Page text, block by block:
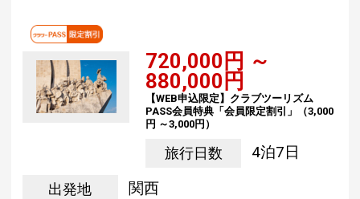
720,000円 ～
880,000円
【WEB申込限定】クラブツーリズム
PASS会員特典「会員限定割引」（3,000
円 ～3,000円）
旅行日数 4泊7日
出発地 関西